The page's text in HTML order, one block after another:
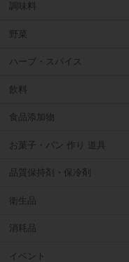
調味料
野菜
ハーブ・スパイス
飲料
食品添加物
お菓子・パン 作り 道具
品質保持剤・保冷剤
衛生品
消耗品
イベント